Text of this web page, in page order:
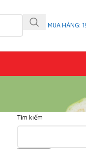
MUA HÀNG:
Tìm kiếm